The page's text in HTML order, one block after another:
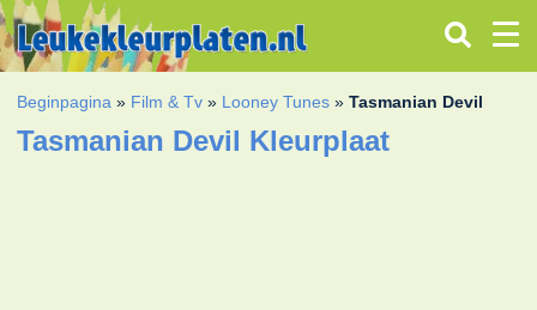
Beginpagina » Film & Tv » Looney Tunes »Tasmanian Devil
Tasmanian Devil Kleurplaat